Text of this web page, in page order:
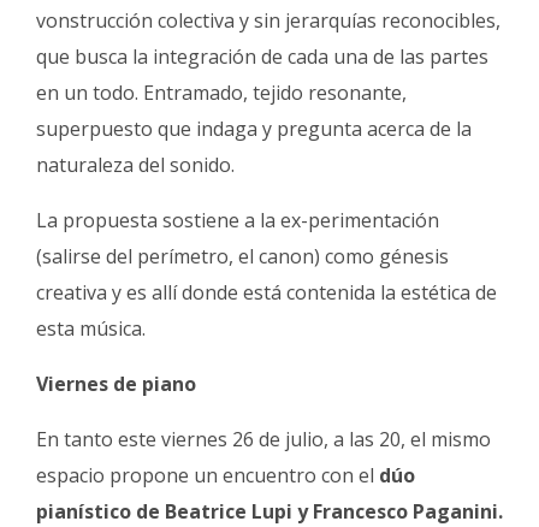
vonstrucción colectiva y sin jerarquías reconocibles,
que busca la integración de cada una de las partes
en un todo. Entramado, tejido resonante,
superpuesto que indaga y pregunta acerca de la
naturaleza del sonido.
La propuesta sostiene a la ex-perimentación
(salirse del perímetro, el canon) como génesis
creativa y es allí donde está contenida la estética de
esta música.
Viernes de piano
En tanto este viernes 26 de julio, a las 20, el mismo
espacio propone un encuentro con el dúo
pianístico de Beatrice Lupi y Francesco Paganini.